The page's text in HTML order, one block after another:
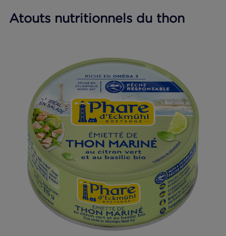
point pour vous permettre d’y voir plus
Atouts nutritionnels du thon